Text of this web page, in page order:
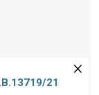
21